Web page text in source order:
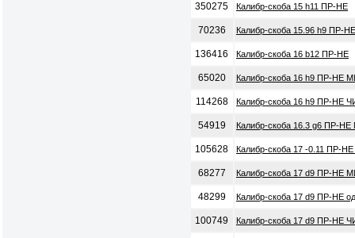
350275 Калибр-скоба 15 h11 ПР-НЕ
70236 Калибр-скоба 15.96 h9 ПР-
136416 Калибр-скоба 16 b12 ПР-НЕ
65020 Калибр-скоба 16 h9 ПР-НЕ
114268 Калибр-скоба 16 h9 ПР-НЕ
54919 Калибр-скоба 16.3 g6 ПР-
105628 Калибр-скоба 17 -0.11 ПР-
68277 Калибр-скоба 17 d9 ПР-НЕ
48299 Калибр-скоба 17 d9 ПР-НЕ
100749 Калибр-скоба 17 d9 ПР-НЕ